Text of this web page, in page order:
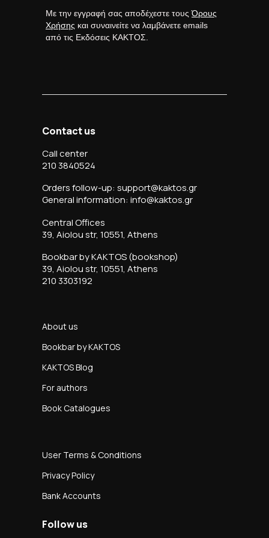
Με την εγγραφή σας αποδέχεστε τουςΌρους
Χρήσης και συναινείτε να λαμβάνετε emails
από τις Εκδόσεις ΚΑΚΤΟΣ.
Contact us
Call center
210 3840524
Orders follow-up: support@kaktos.gr
General information: info@kaktos.gr
Central Offices
39, Aiolou str, 10551, Athens
Bookbar by KAKTOS (bookshop)
39, Aiolou str, 10551, Athens
210 3303192
About us
Bookbar by KAKTOS
KAKTOS Blog
For authors
Book Catalogues
User Terms & Conditions
Privacy Policy
Bank Accounts
Follow us